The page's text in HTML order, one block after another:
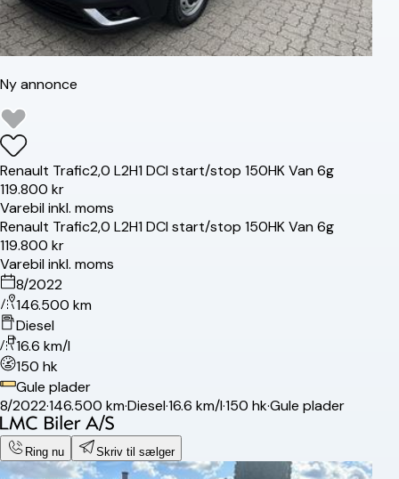
Ny annonce
Renault Trafic2,0 L2H1 DCI start/stop 150HK Van 6g
119.800 kr
Varebil inkl. moms
Renault Trafic2,0 L2H1 DCI start/stop 150HK Van 6g
119.800 kr
Varebil inkl. moms
8/2022
146.500 km
Diesel
16.6 km/l
150 hk
Gule plader
8/2022·146.500 km·Diesel·16.6 km/l·150 hk·Gule plader
Ring nu Skriv til sælger